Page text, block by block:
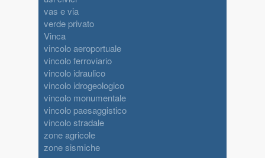
vas e via
verde privato
Vinca
vincolo aeroportuale
vincolo ferroviario
vincolo idraulico
vincolo idrogeologico
vincolo monumentale
vincolo paesaggistico
vincolo stradale
zone agricole
zone sismiche